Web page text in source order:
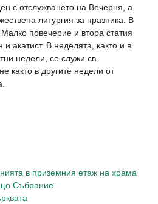
с отслужването на Вечерня, а
литургия за празника. В
повечерие и втора статия
акатист. В неделята, както и в
недели, се служи св.
както в другите недели от
в приземния етаж на храма
Събрание